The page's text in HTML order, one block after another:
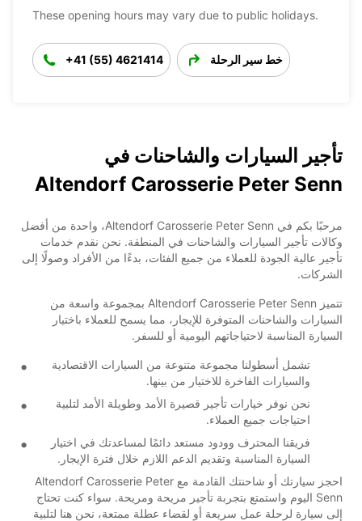
These opening hours may vary due to public holidays.
+41 (55) 4621414 خط سير الرحلة
تأجير السيارات والشاحنات في
Altendorf Carosserie Peter Senn
مرحبًا بكم في Altendorf Carosserie Peter Senn، واحدة من أفضل
وكالات تأجير السيارات والشاحنات في المنطقة. نحن نقدم خدمات
تأجير عالية الجودة للعملاء من جميع الفئات، بدءًا من الأفراد وصولًا إلى
الشركات.
تتميز Altendorf Carosserie Peter Senn بمجموعة واسعة من
السيارات والشاحنات المتوفرة للإيجار، مما يسمح للعملاء باختيار
السيارة المناسبة لاحتياجاتهم اليومية أو للسفر.
تشمل أسطولنا مجموعة متنوعة من السيارات الاقتصادية
والسيارات الفاخرة للاختيار من بينها.
نحن نوفر خيارات تأجير قصيرة الأمد وطويلة الأمد لتلبية
احتياجات جميع العملاء.
فريقنا المحترف وودود مستعد دائمًا لمساعدتك في اختيار
السيارة المناسبة وتقديم الدعم اللازم خلال فترة الإيجار.
احجز سيارتك أو شاحنتك القادمة مع Altendorf Carosserie Peter
Senn اليوم واستمتع بتجربة تأجير مريحة ومريحة. سواء كنت تحتاج
إلى سيارة لرحلة عمل سريعة أو لقضاء عطلة ممتعة، نحن هنا لتلبية